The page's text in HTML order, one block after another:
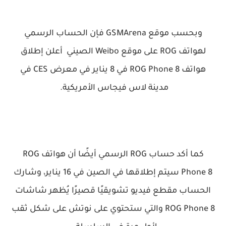
وبحسب موقع GSMArena فإن الحساب الرسمي
لهواتف ROG على موقع Weibo الصيني أعلن إطلاق
هواتف ROG Phone 8 في 8 يناير في معرض CES في
مدينة لاس فيجاس الأمريكية.
كما أكد حساب ROG الرسمي أيضًا أن هواتف ROG
Phone 8 سيتم إطلاقها في الصين في 16 يناير، وشارك
الحساب مقطع فيديو تشويقيًا قصيرًا يُظهر شاشات
ROG Phone 8 والتي ستحتوي على نوتش على شكل ثقب